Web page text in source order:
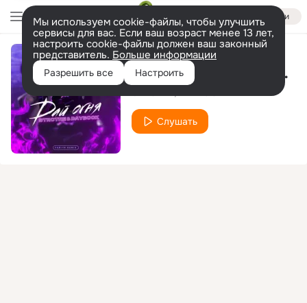
Войти
Мы используем cookie-файлы, чтобы улучшить
сервисы для вас. Если ваш возраст менее 13 лет,
настроить cookie-файлы должен ваш законный
представитель. Больше информации
Разрешить все Настроить Дай огня (farith remix)
Слушать